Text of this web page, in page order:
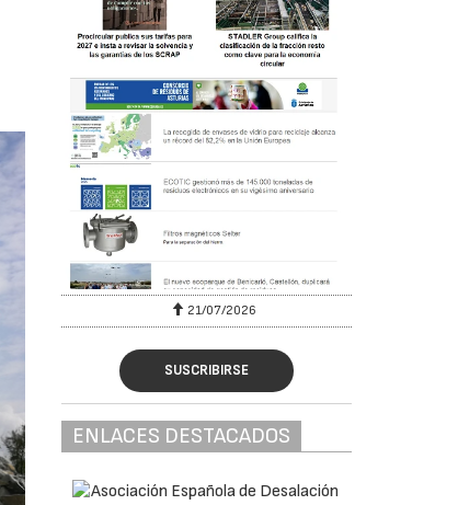
21/07/2026
SUSCRIBIRSE
ENLACES DESTACADOS